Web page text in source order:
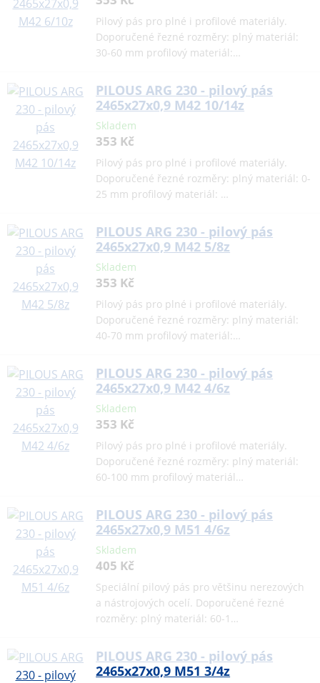
Pilový pás pro plné i profilové materiály.
Doporučené řezné rozměry: plný materiál:
30-60 mm profilový materiál:…
PILOUS ARG 230 - pilový pás
2465x27x0,9 M42 10/14z
Skladem
353 Kč
Pilový pás pro plné i profilové materiály.
Doporučené řezné rozměry: plný materiál: 0-
25 mm profilový materiál: …
PILOUS ARG 230 - pilový pás
2465x27x0,9 M42 5/8z
Skladem
353 Kč
Pilový pás pro plné i profilové materiály.
Doporučené řezné rozměry: plný materiál:
40-70 mm profilový materiál:…
PILOUS ARG 230 - pilový pás
2465x27x0,9 M42 4/6z
Skladem
353 Kč
Pilový pás pro plné i profilové materiály.
Doporučené řezné rozměry: plný materiál:
60-100 mm profilový materiál…
PILOUS ARG 230 - pilový pás
2465x27x0,9 M51 4/6z
Skladem
405 Kč
Speciální pilový pás pro většinu nerezových
a nástrojových ocelí. Doporučené řezné
rozměry: plný materiál: 60-1…
PILOUS ARG 230 - pilový pás
2465x27x0,9 M51 3/4z